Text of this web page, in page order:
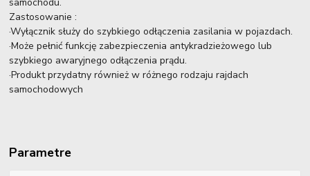
Zastosowanie :
·Wyłącznik służy do szybkiego odłączenia zasilania w pojazdach.
·Może pełnić funkcję zabezpieczenia antykradzieżowego lub
szybkiego awaryjnego odłączenia prądu.
·Produkt przydatny również w różnego rodzaju rajdach
samochodowych
Parametre